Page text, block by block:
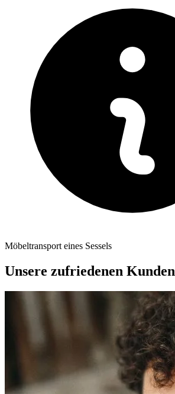
Möbeltransport eines Sessels
Unsere zufriedenen Kunden